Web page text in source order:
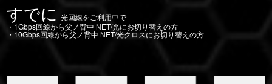
すでに 光回線をご利用中で
・1Gbps回線から父ノ背中 NET/光にお切り替えの方
・10Gbps回線から父ノ背中 NET/光クロスにお切り替えの方